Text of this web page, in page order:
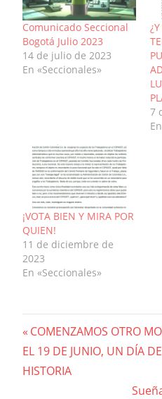
Comunicado Seccional
Bogotá Julio 2023
14 de julio de 2023
En «Seccionales»
7
¡VOTA BIEN Y MIRA POR
QUIEN!
11 de diciembre de
2023
En «Seccionales»
Navegación
de
Previous
Post:
COMENZAMOS OTRO
EL 19 DE JUNIO, UN DÍA
HISTORIA
Next